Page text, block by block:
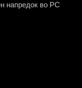
напредок во РС